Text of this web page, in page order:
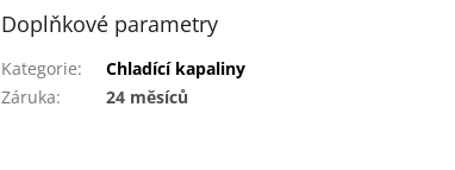
Doplňkové parametry
Kategorie:
Chladící kapaliny
Záruka: 24 měsíců